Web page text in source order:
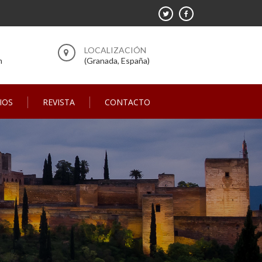
(Granada, España)
REVISTA CONTACTO